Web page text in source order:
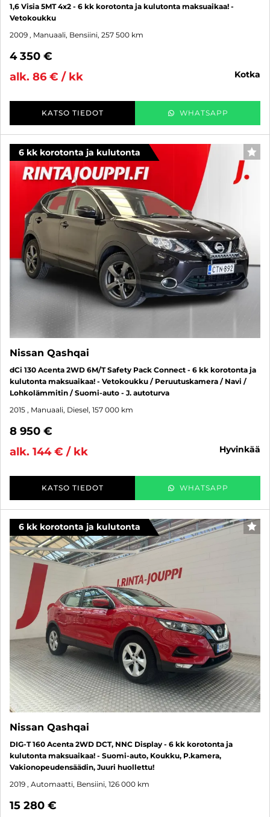
1,6 Visia 5MT 4x2 - 6 kk korotonta ja kulutonta maksuaikaa! -
Vetokoukku
2009 , Manuaali, Bensiini, 257 500 km
4 350 €
alk. 86 € / kk
kotka
KATSO TIEDOT WHATSAPP
6 kk korotonta ja kulutonta
Nissan Qashqai
dCi 130 Acenta 2WD 6M/T Safety Pack Connect - 6 kk korotonta ja
kulutonta maksuaikaa! - Vetokoukku / Peruutuskamera / Navi /
Lohkolämmitin / Suomi-auto - J. autoturva
2015 , Manuaali, Diesel, 157 000 km
8 950 €
alk. 144 € / kk
hyvinkää
KATSO TIEDOT WHATSAPP
6 kk korotonta ja kulutonta
Nissan Qashqai
DIG-T 160 Acenta 2WD DCT, NNC Display - 6 kk korotonta ja
kulutonta maksuaikaa! - Suomi-auto, Koukku, P.kamera,
Vakionopeudensäädin, Juuri huollettu!
2019 , Automaatti, Bensiini, 126 000 km
15 280 €